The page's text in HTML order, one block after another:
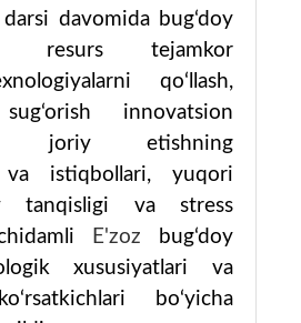
davomida bug‘doy
resurs tejamkor
qo‘llash,
innovatsion
joriy etishning
va istiqbollari, yuqori
tanqisligi va stress
E'zoz bug‘doy
xususiyatlari va
bo‘yicha